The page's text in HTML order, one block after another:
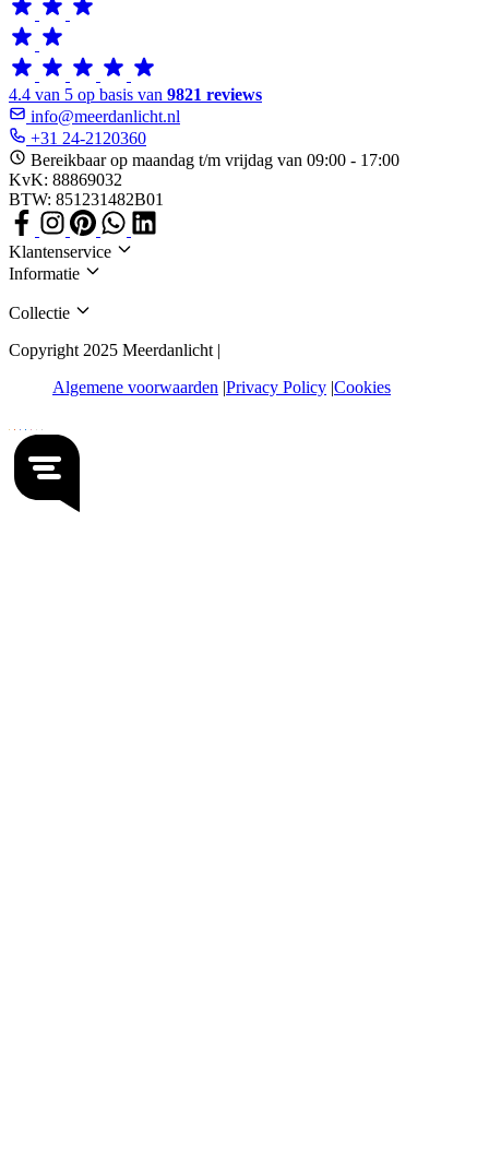
4.4 van 5 op basis van 9821 reviews
info@meerdanlicht.nl
+31 24-2120360
Bereikbaar op maandag t/m vrijdag van 09:00 - 17:00
KvK: 88869032
BTW: 851231482B01
Klantenservice
Informatie
Collectie
Copyright 2025 Meerdanlicht |
Algemene voorwaarden Privacy Policy Cookies